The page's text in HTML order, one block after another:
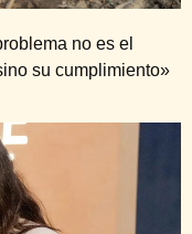
no es el
su cumplimiento»